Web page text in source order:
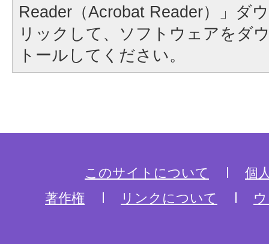
Reader（Acrobat Reader）」ダ
リックして、ソフトウェアをダ
トールしてください。
このサイトについて
個
著作権
リンクについて